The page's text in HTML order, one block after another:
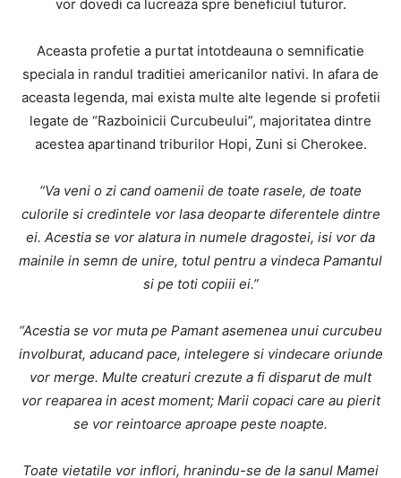
vor dovedi ca lucreaza spre beneficiul tuturor.
Aceasta profetie a purtat intotdeauna o semnificatie
speciala in randul traditiei americanilor nativi. In afara de
aceasta legenda, mai exista multe alte legende si profetii
legate de “Razboinicii Curcubeului”, majoritatea dintre
acestea apartinand triburilor Hopi, Zuni si Cherokee.
“Va veni o zi cand oamenii de toate rasele, de toate
culorile si credintele vor lasa deoparte diferentele dintre
ei. Acestia se vor alatura in numele dragostei, isi vor da
mainile in semn de unire, totul pentru a vindeca Pamantul
si pe toti copiii ei.”
“Acestia se vor muta pe Pamant asemenea unui curcubeu
involburat, aducand pace, intelegere si vindecare oriunde
vor merge. Multe creaturi crezute a fi disparut de mult
vor reaparea in acest moment; Marii copaci care au pierit
se vor reintoarce aproape peste noapte.
Toate vietatile vor inflori, hranindu-se de la sanul Mamei